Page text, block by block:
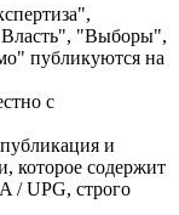
"Выборы",
публикуются на
с
и
которое содержит
/ UPG, строго